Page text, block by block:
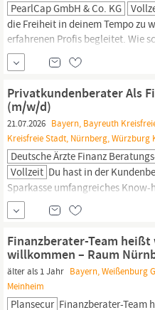
PearlCap GmbH & Co. KG
die Freiheit in deinem Tempo zu
erfahrenen Profis begleitet. Wie
Trainee
Finanzberater
(m/w/d) –
Freiheit Ganzheitliche Beratung
Finanzkonzepte unter Anleitung
wegweisenden...
Privatkundenberater Als
(m/w/d)
21.07.2026 Bayern, Bayreuth
Kreisfreie Stadt, Nürnberg, Würzburg
Deutsche Ärzte Finanz
Vollzeit Du hast in der
Sparkasse umfangreiches
du deine eigenen Karriereziele
Absatzziele zu erfüllen? Dann
Ärzte Finanz gehört zur weltweit
zur apoBank. Sie ist
Ärzt:innen,...
Finanzberater-Team
willkommen – Raum
älter als 1 Jahr Bayern, Weißenburg
Meinheim
Plansecur Finanzberater-Team